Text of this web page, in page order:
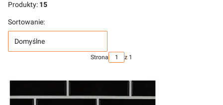
Produkty: 15
Sortowanie:
Domyślne
Strona z 1